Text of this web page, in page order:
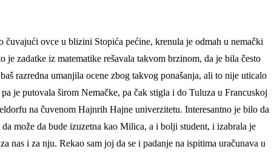
ovce u blizini Stopića pećine, krenula je odmah u nemački
zadatke iz matematike rešavala takvom brzinom, da je bila često
razredna umanjila ocene zbog takvog ponašanja, ali to nije uticalo
je putovala širom Nemačke, pa čak stigla i do Tuluza u Francuskoj
na čuvenom Hajnrih Hajne univerzitetu. Interesantno je bilo da
može da bude izuzetna kao Milica, a i bolji student, i izabrala je
nas i za nju. Rekao sam joj da se i padanje na ispitima uračunava u